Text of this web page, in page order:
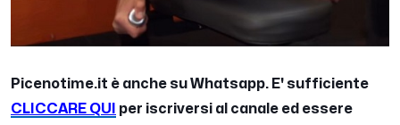
Picenotime.it è anche su Whatsapp. E' sufficiente
CLICCARE QUI
per iscriversi al canale ed essere